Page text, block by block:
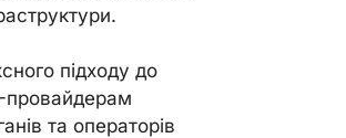
підходу до
провайдерам
та операторів